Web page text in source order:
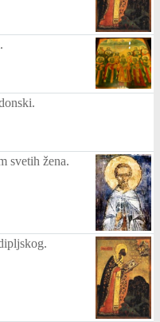
svetih žena.